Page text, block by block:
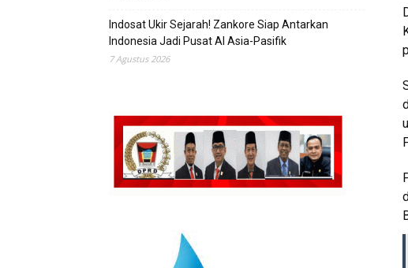
Indosat Ukir Sejarah! Zankore Siap Antarkan
Indonesia Jadi Pusat AI Asia-Pasifik
7 Agustus 2026